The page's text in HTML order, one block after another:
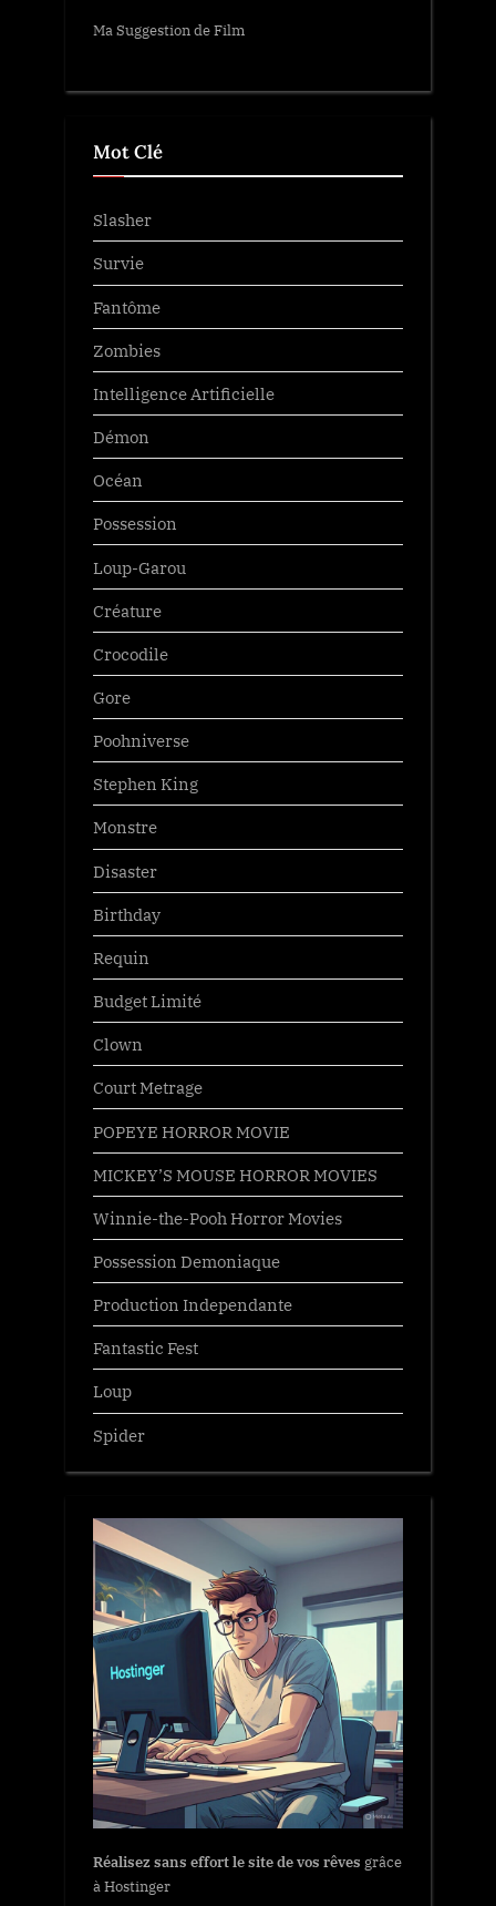
Ma Suggestion de Film
Mot Clé
Slasher
Survie
Fantôme
Zombies
Intelligence Artificielle
Démon
Océan
Possession
Loup-Garou
Créature
Crocodile
Gore
Poohniverse
Stephen King
Monstre
Disaster
Birthday
Requin
Budget Limité
Clown
Court Metrage
POPEYE HORROR MOVIE
MICKEY’S MOUSE HORROR MOVIES
Winnie-the-Pooh Horror Movies
Possession Demoniaque
Production Independante
Fantastic Fest
Loup
Spider
Réalisez sans effort le site de vos rêves grâce
à Hostinger